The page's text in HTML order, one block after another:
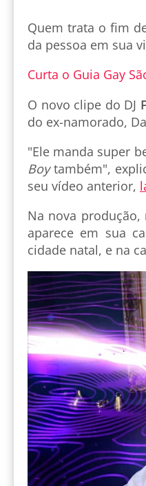
Quem trata o fim
da pessoa em sua
Curta o Guia Gay
O novo clipe do DJ
do ex-namorado,
"Ele manda super
Boytambém",
seu vídeo anterior,
Na nova produção,
aparece em sua
cidade natal, e na